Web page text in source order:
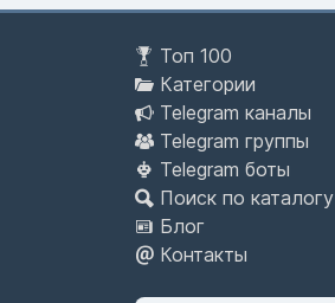
Топ 100
Категории
Telegram каналы
Telegram группы
Telegram боты
Поиск по каталогу
Блог
Контакты